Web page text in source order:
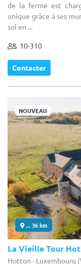
de la ferme est
unique grâce à ses
sol en ...
10-310
Contacter
NOUVEAU
... 36 km
La Vieille Tour
Hotton - Luxembourg